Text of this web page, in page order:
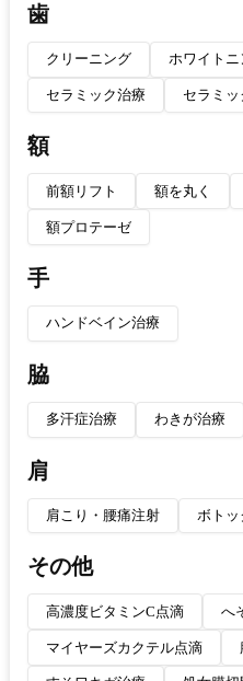
歯
クリーニング ホワイトニ
セラミック治療 セラミッ
額
前額リフト 額を丸く
額プロテーゼ
手
ハンドベイン治療
脇
多汗症治療 わきが治療
肩
肩こり・腰痛注射 ボトッ
その他
高濃度ビタミンC点滴 へ
マイヤーズカクテル点滴